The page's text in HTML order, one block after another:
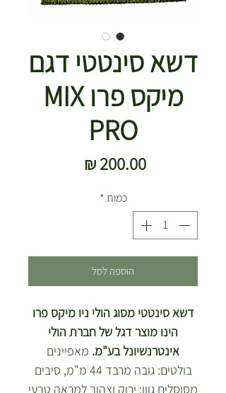
דשא סינטטי דגם
מיקס פרו MIX
PRO
‏200.00 ‏₪
כמות *
הוספה לסל
דשא סינטטי מסוג הולי ניו מיקס פרו
הינו מוצר דגל של חברת הולי
אינטרנשיונל בע"מ. מאפיינים
בולטים: גובה מרבד 44 מ"מ, סיבים
מסוסלים גוון: ירוק וצהוב למראה טבעי